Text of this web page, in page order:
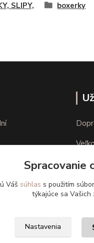
SLIPY,
boxerky
Ako
Spracovanie
Váš súhlas s použitím
týkajúce sa Vašich
Nastavenia